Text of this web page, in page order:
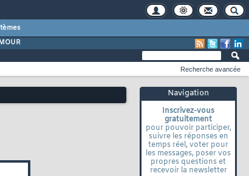
Navigation
Inscrivez-vous
gratuitement
pour pouvoir participer,
suivre les réponses en
temps réel, voter pour
les messages, poser vos
propres questions et
recevoir la newsletter
Recherche avancée